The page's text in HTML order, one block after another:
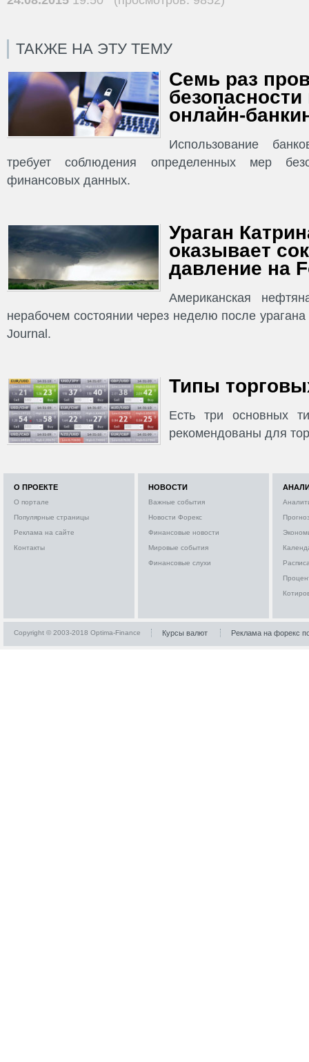
ТАКЖЕ НА ЭТУ ТЕМУ
Семь раз
онлайн-
Использование
требует соблюдения определенных мер
финансовых данных.
Ураган
оказывает
давление на
Американская
нерабочем состоянии через неделю после
Journal.
Типы
Есть три основных
рекомендованы для
О ПРОЕКТЕ
О портале
Популярные страницы
Реклама на сайте
Контакты
НОВОСТИ
Важные события
Новости Форекс
Финансовые новости
Мировые события
Финансовые слухи
Copyright © 2003-2018 Optima-Finance Курсы валют Реклама на форекс